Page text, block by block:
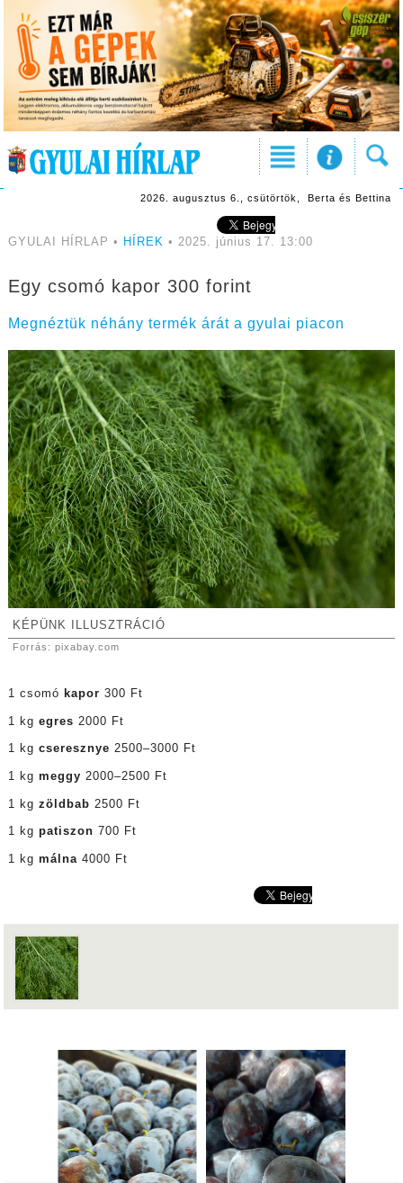
2026. augusztus 6., csütörtök, Berta és Bettina
GYULAI HÍRLAP • HÍREK • 2025. június 17. 13:00
Egy csomó kapor 300 forint
Megnéztük néhány termék árát a gyulai piacon
KÉPÜNK ILLUSZTRÁCIÓ
Forrás: pixabay.com
1 csomó kapor 300 Ft
1 kg egres 2000 Ft
1 kg cseresznye 2500–3000 Ft
1 kg meggy 2000–2500 Ft
1 kg zöldbab 2500 Ft
1 kg patiszon 700 Ft
1 kg málna 4000 Ft